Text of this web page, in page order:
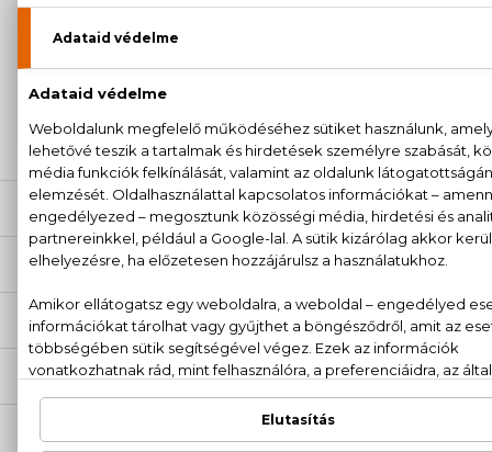
100% eredeti termékek,
Kérdésed van, elakadtál? Hívd ügyfélszolgálatunkat:
ÉRTÉKELÉSEK (0)
SZÁLLÍTÁS